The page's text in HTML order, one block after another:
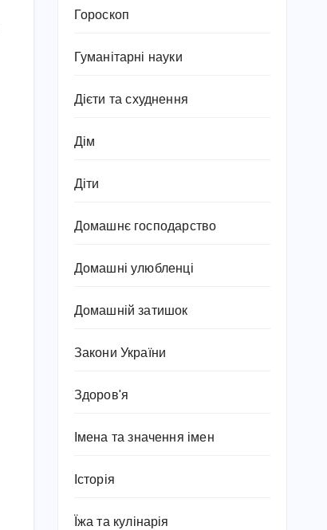
Гороскоп
Гуманітарні науки
Дієти та схуднення
Дім
Діти
Домашнє господарство
Домашні улюбленці
Домашній затишок
Закони України
Здоров'я
Імена та значення імен
Історія
Їжа та кулінарія